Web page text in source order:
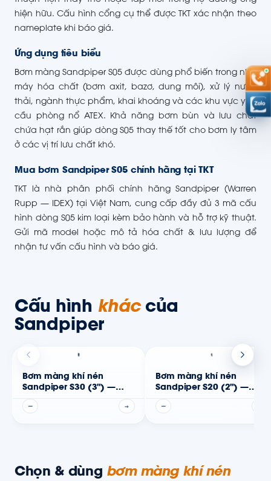
hiện hữu. Cấu hình cổng cụ thể được TKT xác nhận theo
nameplate khi báo giá.
Ứng dụng tiêu biểu
Bơm màng Sandpiper S05 được dùng phổ biến trong nhà
máy hóa chất (bơm axit, bazơ, dung môi), xử lý nước
thải, ngành thực phẩm, khai khoáng và các khu vực yêu
cầu phòng nổ ATEX. Khả năng bơm bùn và lưu chất
chứa hạt rắn giúp dòng S05 thay thế tốt cho bơm ly tâm
ở các vị trí lưu chất khó.
Mua bơm Sandpiper S05 chính hãng tại TKT
TKT là nhà phân phối chính hãng Sandpiper (Warren
Rupp — IDEX) tại Việt Nam, cung cấp đầy đủ 3 mã cấu
hình dòng S05 kim loại kèm bảo hành và hỗ trợ kỹ thuật.
Gửi mã model hoặc mô tả hóa chất & lưu lượng để
nhận tư vấn cấu hình và báo giá.
Cấu hình kháccủa
Sandpiper
Bơm màng khí nén
Sandpiper S30 (3") —
Thân kim loại
—
→
Bơm màng khí nén
Sandpiper S20 (2") —
Thân phi kim
—
Chọn & dùng bơm màng khí nén